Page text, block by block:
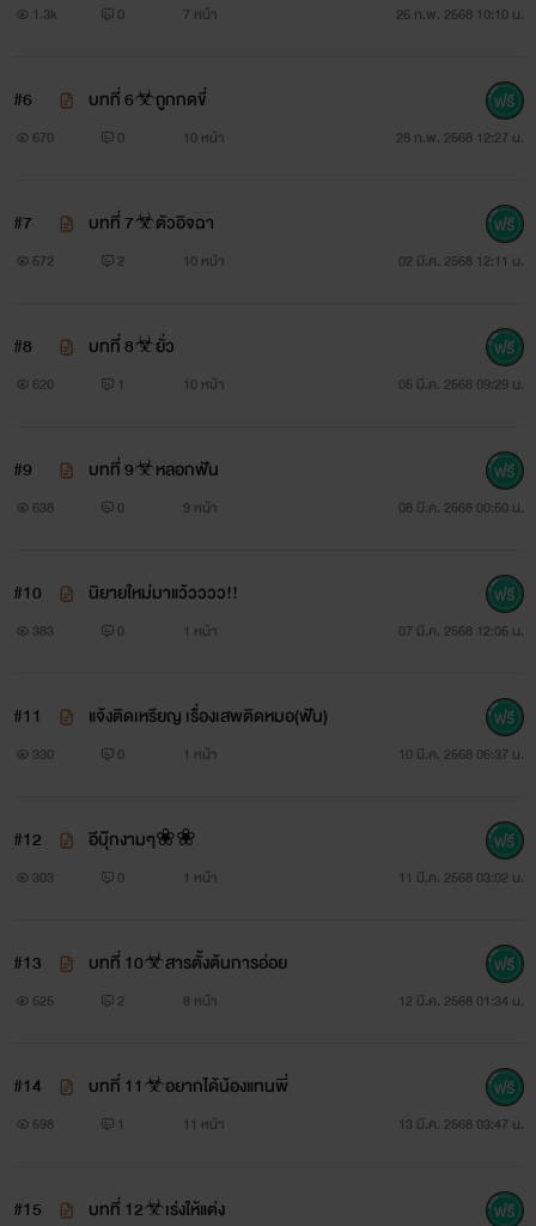
1.3k 0 7 หน้า 26 ก.พ. 2568 10:10 น.
#6 บทที่ 6☣ถูกกดขี่
670 0 10 หน้า 28 ก.พ. 2568 12:27 น.
#7 บทที่ 7☣ตัวอิจฉา
572 2 10 หน้า 02 มี.ค. 2568 12:11 น.
#8 บทที่ 8☣ยั่ว
620 1 10 หน้า 05 มี.ค. 2568 09:29 น.
#9 บทที่ 9☣หลอกฟัน
638 0 9 หน้า 08 มี.ค. 2568 00:50 น.
#10 นิยายใหม่มาแว้วววว!!
383 0 1 หน้า 07 มี.ค. 2568 12:05 น.
#11 แจ้งติดเหรียญ เรื่องเสพติดหมอ(ฟัน)
330 0 1 หน้า 10 มี.ค. 2568 06:37 น.
#12 อีบุ๊กงามๆ❀❀
303 0 1 หน้า 11 มี.ค. 2568 03:02 น.
#13 บทที่ 10☣สารตั้งต้นการอ่อย
525 2 8 หน้า 12 มี.ค. 2568 01:34 น.
#14 บทที่ 11☣อยากได้น้องแทนพี่
598 1 11 หน้า 13 มี.ค. 2568 03:47 น.
#15 บทที่ 12☣เร่งให้แต่ง